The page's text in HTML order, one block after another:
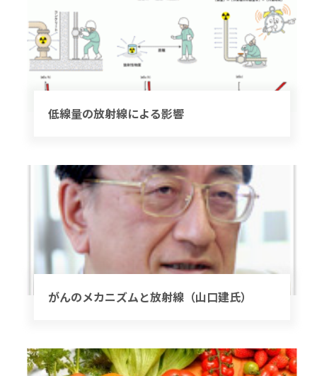
低線量の放射線による影響
がんのメカニズムと放射線（山口建氏）